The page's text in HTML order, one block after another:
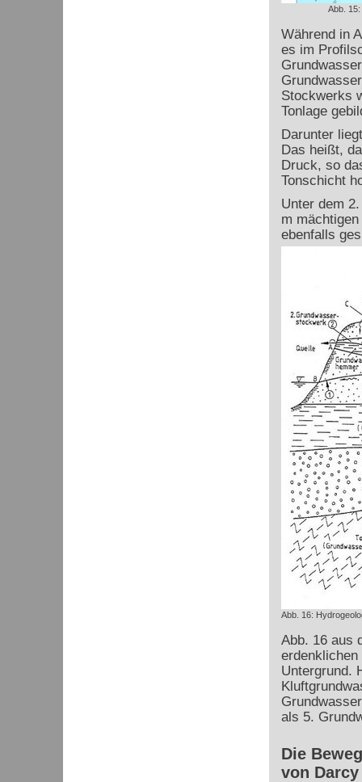
Abb.
Während in
es im
Stockwerks
Tonlage
Darunter
Das heißt,
Druck, so
Tonschicht
Unter dem
m
ebenfalls
Abb. 16:
Abb. 16 aus
Untergrund.
als 5.
Die
von Darcy